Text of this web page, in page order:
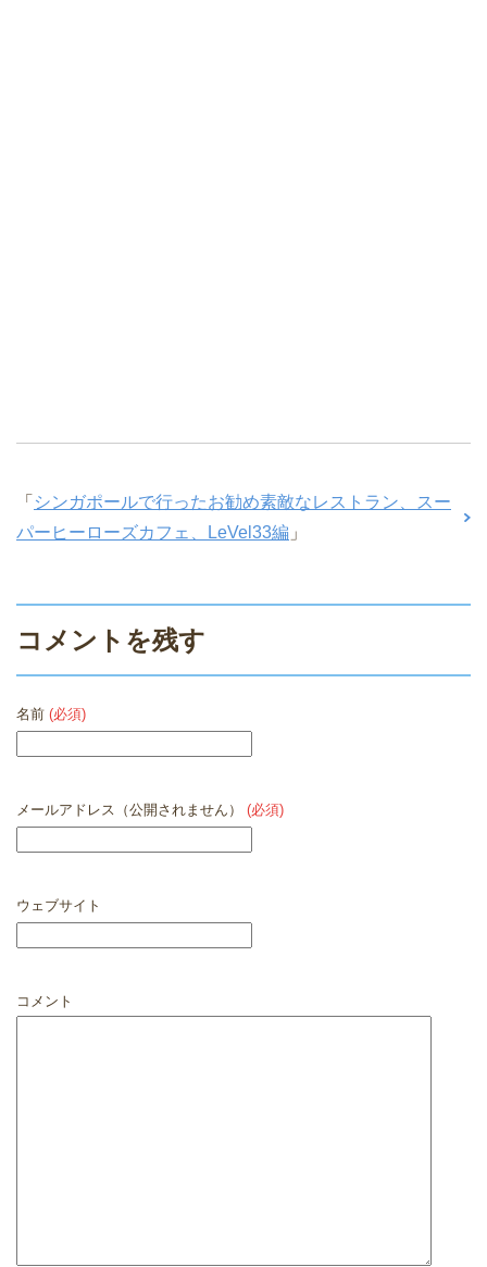
「 シンガポールで行ったお勧め素敵なレストラン、スー
パーヒーローズカフェ、LeVel33編 」
コメントを残す
名前 (必須)
メールアドレス（公開されません） (必須)
ウェブサイト
コメント